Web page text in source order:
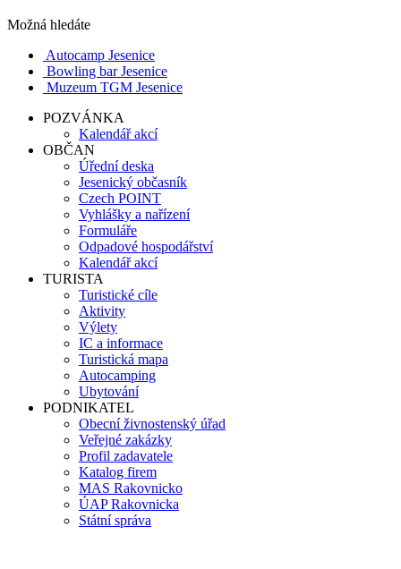
Možná hledáte
Autocamp Jesenice
Bowling bar Jesenice
Muzeum TGM Jesenice
POZVÁNKA
Kalendář akcí
OBČAN
Úřední deska
Jesenický občasník
Czech POINT
Vyhlášky a nařízení
Formuláře
Odpadové hospodářství
Kalendář akcí
TURISTA
Turistické cíle
Aktivity
Výlety
IC a informace
Turistická mapa
Autocamping
Ubytování
PODNIKATEL
Obecní živnostenský úřad
Veřejné zakázky
Profil zadavatele
Katalog firem
MAS Rakovnicko
ÚAP Rakovnicka
Státní správa